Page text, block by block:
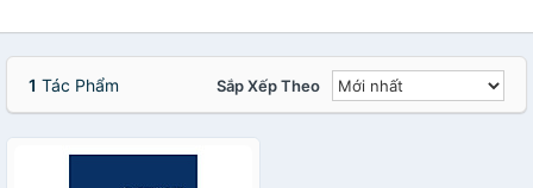
1 Tác Phẩm Sắp Xếp Theo